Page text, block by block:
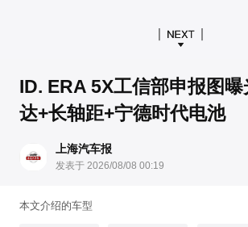
ID. ERA 5X工信部申报图
达+长轴距+宁德时代电池
上海汽车报
发表于 2026/08/08 00:19
本文介绍的车型